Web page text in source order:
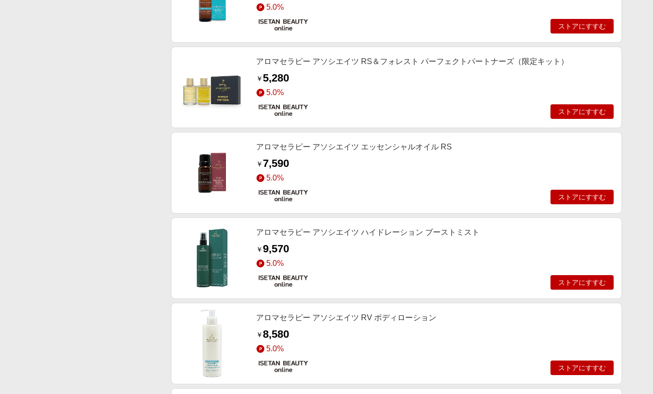
5.0%
ストアにすすむ
アロマセラピー アソシエイツ RS＆フォレスト パーフェクトパートナーズ（限定キット）
￥5,280
5.0%
ストアにすすむ
アロマセラピー アソシエイツ エッセンシャルオイル RS
￥ 7,590
5.0%
ストアにすすむ
アロマセラピー アソシエイツ ハイドレーション ブーストミスト
￥9,570
5.0%
ストアにすすむ
アロマセラピー アソシエイツ RV ボディローション
￥8,580
5.0%
ストアにすすむ